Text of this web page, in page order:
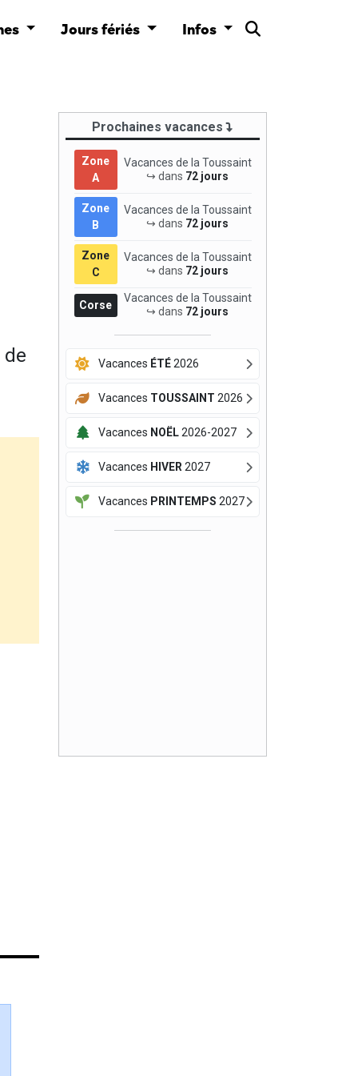
Jours fériés Infos
de
Prochaines vacances
Zone
A
Vacances de la Toussaint
↪ dans 72 jours
Zone
B
Vacances de la Toussaint
↪ dans 72 jours
Zone
C
Vacances de la Toussaint
↪ dans 72 jours
Corse
Vacances de la Toussaint
↪ dans 72 jours
Vacances ÉTÉ2026
Vacances TOUSSAINT 2026
Vacances NOËL2026-2027
Vacances HIVER 2027
Vacances PRINTEMPS 2027